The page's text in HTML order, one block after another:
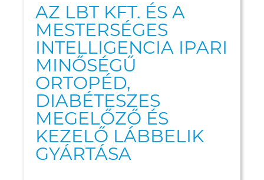
AZ LBT KFT. ÉS A
MESTERSÉGES
INTELLIGENCIA IPARI
MINŐSÉGŰ
ORTOPÉD,
DIABÉTESZES
MEGELŐZŐ ÉS
KEZELŐ LÁBBELIK
GYÁRTÁSA